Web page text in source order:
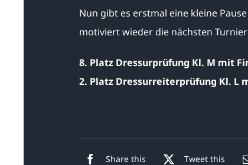
Nun gibt es erstmal eine kleine
motiviert wieder die nächsten
8. Platz Dressurprüfung Kl. M mit
2. Platz Dressurreiterprüfung Kl. L
Share this Tweet this